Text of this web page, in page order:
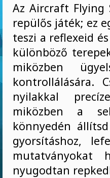
Az Aircraft Flying
repülős játék; ez
teszi a reflexeid
különböző
miközben
kontrollálására.
nyilakkal
miközben a
könnyedén
gyorsításhoz,
mutatványokat
nyugodtan